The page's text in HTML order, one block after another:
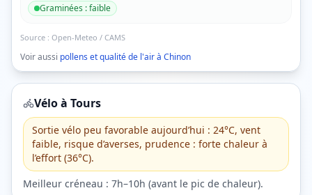
Graminées :faible
Source : Open-Meteo / CAMS
Voir aussi pollens et qualité de l'air à Chinon
Vélo à Tours
Sortie vélo peu favorable aujourd’hui : 24°C, vent
faible, risque d’averses, prudence : forte chaleur à
l’effort (36°C).
Meilleur créneau : 7h–10h (avant le pic de chaleur).